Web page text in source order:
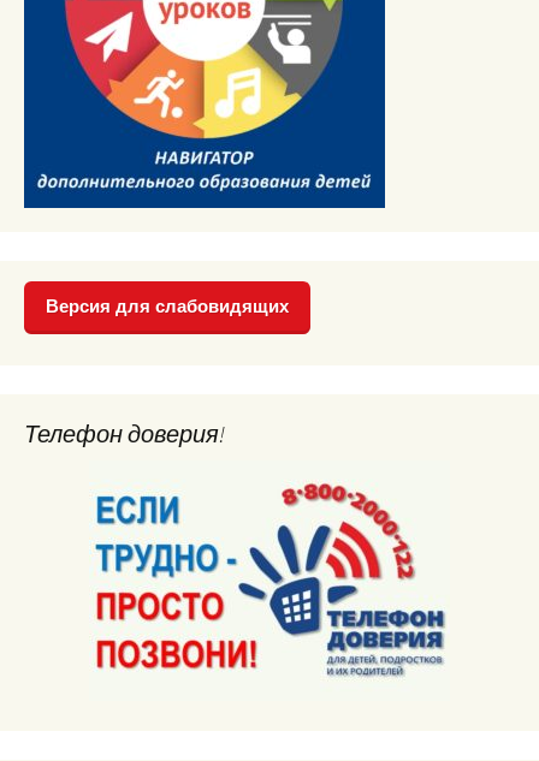
Версия для слабовидящих
Телефон доверия!